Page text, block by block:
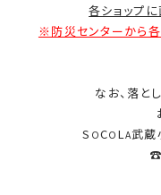
各ショップ
※防災センターから
なお、落と
S OCO LA武
☎